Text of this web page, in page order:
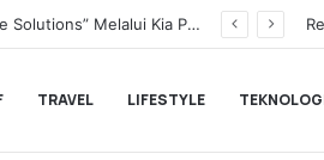
Transformasi Digital Perkuat Layanan, Bank bjb Raih Lima Titanium Awards pada PRIMA Awards 2026
TRAVEL LIFESTYLE